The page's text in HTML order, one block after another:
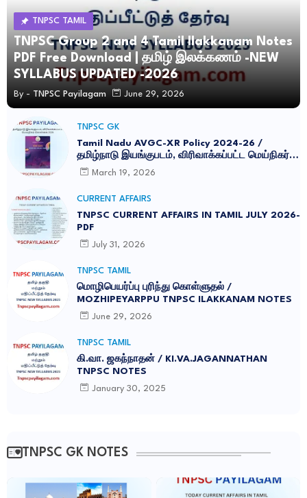
TNPSC TAMIL
TNPSC Group 2 and 4 Tamil Ilakkanam Notes
PDF Free Download | தமிழ் இலக்கணம் -NEW
SYLLABUS UPDATED -2026
By - TNPSC Payilagam June 29, 2026
TNPSC GK
Tamil Nadu AVGC-XR Policy 2024-26 /
தமிழ்நாடு இயங்குபடம், விரிவாக்கப்பட்ட மெய்நிகர்
கொள்கை 2026
March 19, 2026
CURRENT AFFAIRS
TNPSC CURRENT AFFAIRS IN TAMIL JULY 2026-
PDF
July 31, 2026
TNPSC TAMIL
மொழிபெயர்ப்பு புரிந்து கொள்ளுதல் /
MOZHIPEYARPPU TNPSC ILAKKANAM NOTES
June 29, 2026
TNPSC TAMIL
கி.வா. ஜகந்நாதன் / KI.VA.JAGANNATHAN
TNPSC NOTES
January 30, 2025
TNPSC GK NOTES